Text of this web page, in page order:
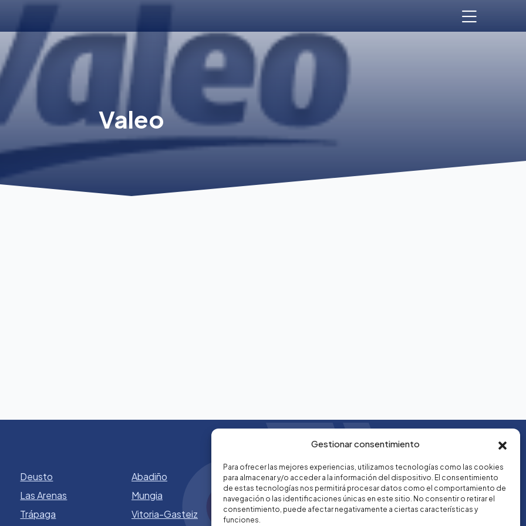
Gestionar consentimiento
Para ofrecer las mejores experiencias, utilizamos tecnologías como las cookies
para almacenar y/o acceder a la información del dispositivo. El consentimiento
de estas tecnologías nos permitirá procesar datos como el comportamiento de
navegación o las identificaciones únicas en este sitio. No consentir o retirar el
consentimiento, puede afectar negativamente a ciertas características y
funciones.
Valeo
Deusto
Abadiño
Las Arenas
Mungia
Trápaga
Vitoria-Gasteiz